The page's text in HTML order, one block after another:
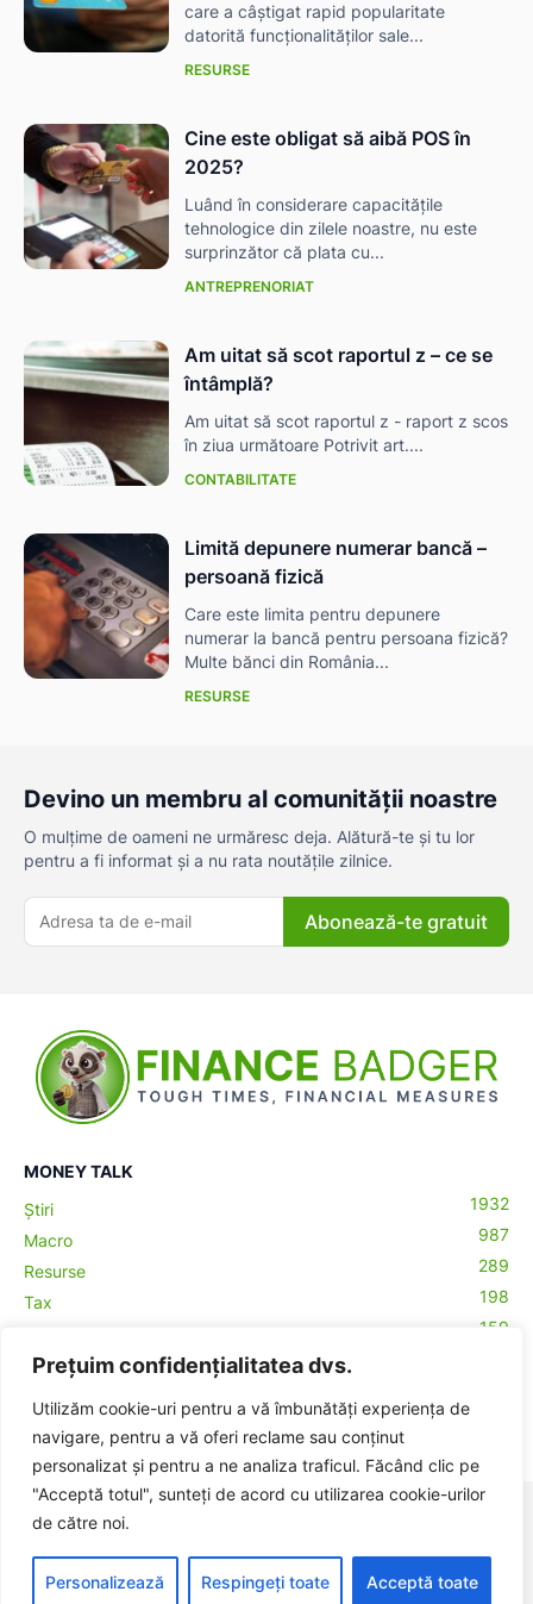
Prețuim confidențialitatea dvs.
Utilizăm cookie-uri pentru a vă îmbunătăți experiența de
navigare, pentru a vă oferi reclame sau conținut
personalizat și pentru a ne analiza traficul. Făcând clic pe
"Acceptă totul", sunteți de acord cu utilizarea cookie-urilor
de către noi.
Personalizează Respingeți toate Acceptă toate
care a câștigat rapid popularitate
datorită funcționalităților sale...
RESURSE
Cine este obligat să aibă POS în
2025?
Luând în considerare capacitățile
tehnologice din zilele noastre, nu este
surprinzător că plata cu...
ANTREPRENORIAT
Am uitat să scot raportul z – ce se
întâmplă?
Am uitat să scot raportul z - raport z scos
în ziua următoare Potrivit art....
CONTABILITATE
Limită depunere numerar bancă –
persoană fizică
Care este limita pentru depunere
numerar la bancă pentru persoana fizică?
Multe bănci din România...
RESURSE
Devino un membru al comunității noastre
O mulțime de oameni ne urmăresc deja. Alătură-te și tu lor
pentru a fi informat și a nu rata noutățile zilnice.
Abonează-te gratuit
MONEY TALK
Știri
1932
Macro
987
Resurse
289
Tax
198
159
Contabilitate
Crypto
© BadgerHub - Toate drepturile rezervate -
Publicitate
Made with ♥ in Romania